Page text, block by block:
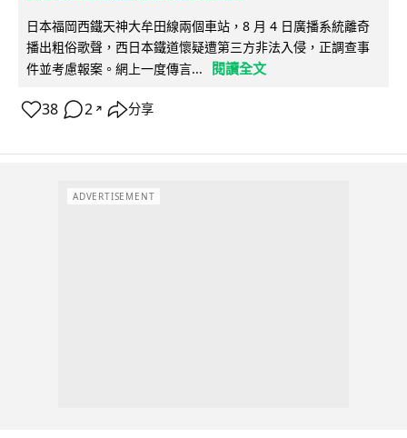
日本福岡西鐵天神大牟田線兩個車站，8 月 4 日廣播系統離奇
播出粗俗歌聲，西日本鐵道懷疑遭第三方非法入侵，正調查事
件並考慮報案。網上一度傳言...
閱讀全文
38 2 ↗ 分享
ADVERTISEMENT